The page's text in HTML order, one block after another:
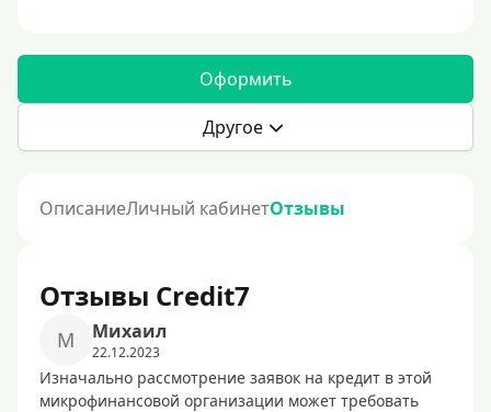
Оформить
Другое
ОписаниеЛичный кабинетОтзывы
Отзывы Credit7
М Михаил
22.12.2023
Изначально рассмотрение заявок на кредит в этой
микрофинансовой организации может требовать